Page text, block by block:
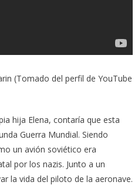
(Tomado del perfil de YouTube
hija Elena, contaría que esta
Guerra Mundial. Siendo
un avión soviético era
por los nazis. Junto a un
la vida del piloto de la aeronave.